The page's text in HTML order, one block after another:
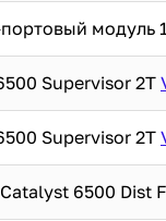
модуль
Supervisor 2T
Supervisor 2T
6500 Dist